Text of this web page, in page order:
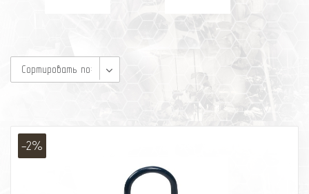
Сортировать по:
-2%